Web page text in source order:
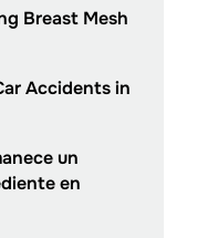
Breast Mesh
Accidents in
un
en